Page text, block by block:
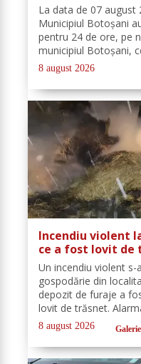
La data de 07 august
Municipiul Botoșani
pentru 24 de ore, pe
municipiul Botoșani,
infracțiunii de furt. În
stabilit faptul că, în...
8 august 2026
Incendiu violent
ce a fost lovit de
Un incendiu violent
gospodărie din
depozit de furaje a
lovit de trăsnet.
La caz s-au
cadrul...
8 august 2026